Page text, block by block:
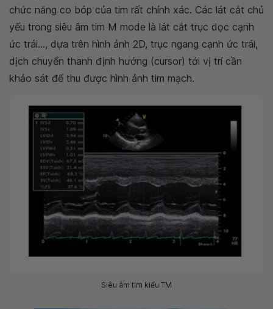
chức năng co bóp của tim rất chính xác. Các lát cắt chủ
yếu trong siêu âm tim M mode là lát cắt trục dọc cạnh
ức trái..., dựa trên hình ảnh 2D, trục ngang cạnh ức trái,
dịch chuyển thanh định hướng (cursor) tới vị trí cần
khảo sát để thu được hình ảnh tim mạch.
Siêu âm tim kiểu TM